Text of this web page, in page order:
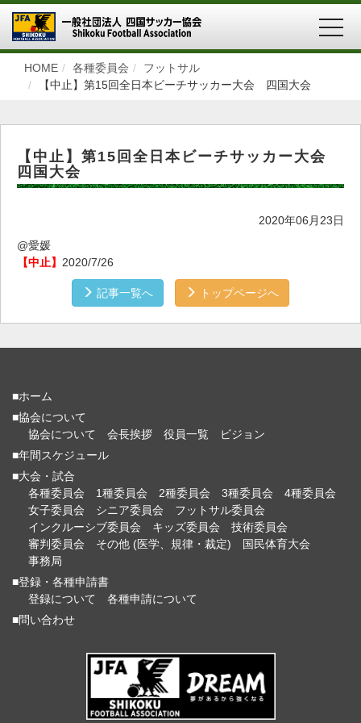
HOME 各種委員会
フットサル
【中止】第15回全日本ビーチサッカー大会 四国大会
【中止】第15回全日本ビーチサッカー大会
四国大会
2020年06月23日
@愛媛
【中止】 2020/7/26
記事一覧へ トップページへ
■ホーム
■協会について
協会について
会長挨拶 役員一覧
ビジョン
■年間スケジュール
■大会・試合
各種委員会
1種委員会 2種委員会 3種委員会
4種委員会
女子委員会
シニア委員会
フットサル委員会
インクルーシブ委員会
キッズ委員会
技術委員会
審判委員会
その他 (医学、規律・裁定)
国民体育大会
事務局
■登録・各種申請書
登録について
各種申請について
■問い合わせ